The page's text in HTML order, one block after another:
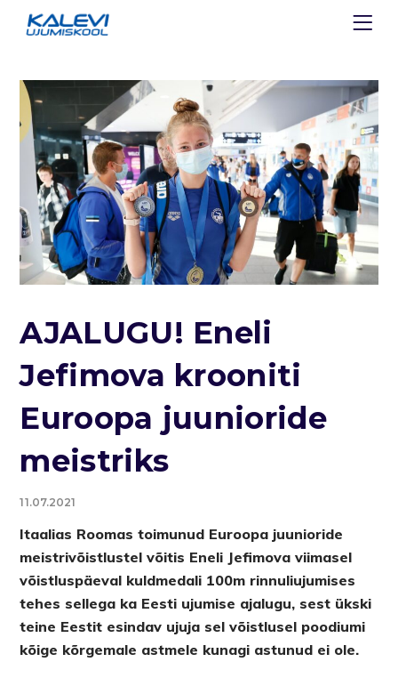
AJALUGU! Eneli
Jefimova krooniti
Euroopa juunioride
meistriks
11.07.2021
Itaalias Roomas toimunud Euroopa juunioride
meistrivõistlustel võitis Eneli Jefimova viimasel
võistluspäeval kuldmedali 100m rinnuliujumises
tehes sellega ka Eesti ujumise ajalugu, sest ükski
teine Eestit esindav ujuja sel võistlusel poodiumi
kõige kõrgemale astmele kunagi astunud ei ole.